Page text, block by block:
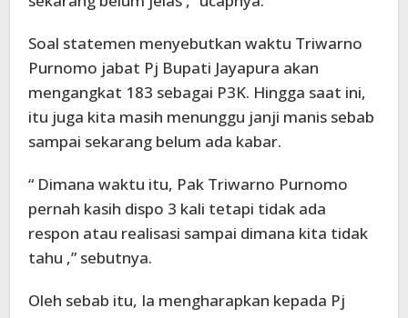
Soal statemen menyebutkan waktu Triwarno
Purnomo jabat Pj Bupati Jayapura akan
mengangkat 183 sebagai P3K. Hingga saat ini,
itu juga kita masih menunggu janji manis sebab
sampai sekarang belum ada kabar.
“ Dimana waktu itu, Pak Triwarno Purnomo
pernah kasih dispo 3 kali tetapi tidak ada
respon atau realisasi sampai dimana kita tidak
tahu ,” sebutnya.
Oleh sebab itu, Ia mengharapkan kepada Pj